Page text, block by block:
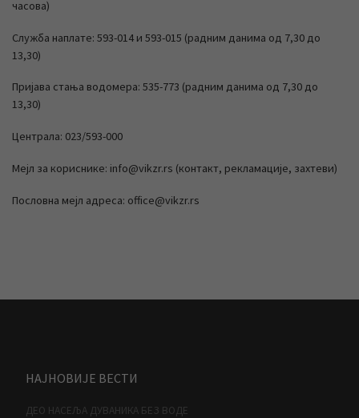
часова)
Служба наплате: 593-014 и 593-015 (радним данима од 7,30 до
13,30)
Пријава стања водомера: 535-773 (радним данима од 7,30 до
13,30)
Централа: 023/593-000
Мејл за кориснике: info@vikzr.rs (контакт, рекламације, захтеви)
Пословна мејл адреса: office@vikzr.rs
НАЈНОВИЈЕ ВЕСТИ
ДЕО НАСЕЉА ДУВАНИКА БЕЗ ВОДЕ